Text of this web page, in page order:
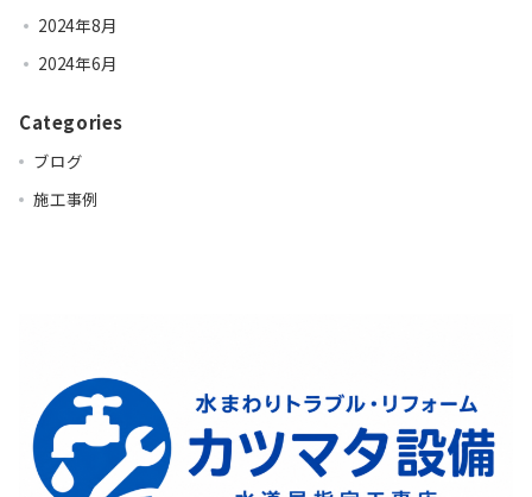
2024年8月
2024年6月
Categories
ブログ
施工事例